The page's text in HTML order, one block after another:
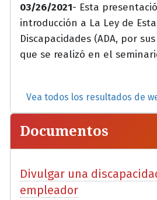
03/26/2021- Esta
introducción a La Ley de
Discapacidades (ADA, por
que se realizó en el
Vea todos los resultados de
Documentos
Divulgar una
empleador